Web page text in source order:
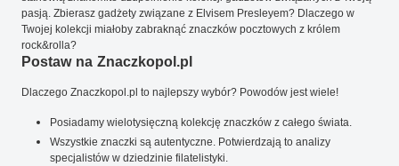
pasją. Zbierasz gadżety związane z Elvisem Presleyem? Dlaczego w
Twojej kolekcji miałoby zabraknąć znaczków pocztowych z królem
rock&rolla?
Postaw na Znaczkopol.pl
Dlaczego Znaczkopol.pl to najlepszy wybór? Powodów jest wiele!
Posiadamy wielotysięczną kolekcję znaczków z całego świata.
Wszystkie znaczki są autentyczne. Potwierdzają to analizy
specjalistów w dziedzinie filatelistyki.